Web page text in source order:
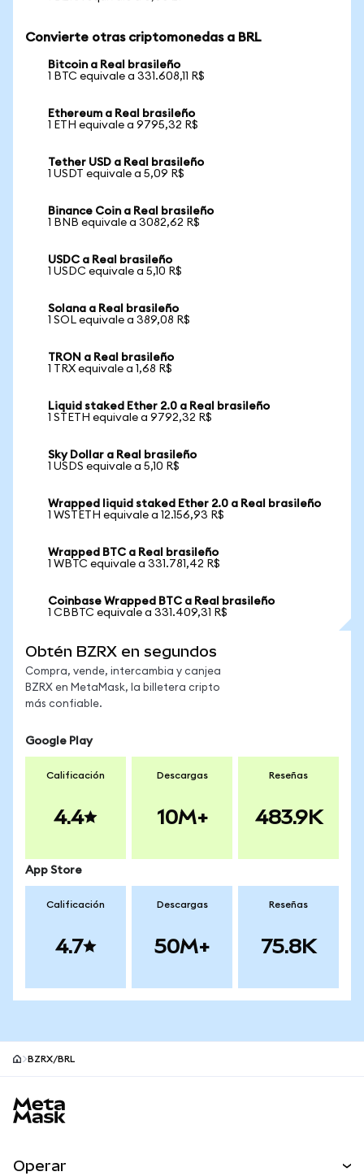
Convierte otras criptomonedas a BRL
Bitcoin a Real brasileño
1 BTC equivale a 331.608,11 R$
Ethereum a Real brasileño
1 ETH equivale a 9795,32 R$
Tether USD a Real brasileño
1 USDT equivale a 5,09 R$
Binance Coin a Real brasileño
1 BNB equivale a 3082,62 R$
USDC a Real brasileño
1 USDC equivale a 5,10 R$
Solana a Real brasileño
1 SOL equivale a 389,08 R$
TRON a Real brasileño
1 TRX equivale a 1,68 R$
Liquid staked Ether 2.0 a Real brasileño
1 STETH equivale a 9792,32 R$
Sky Dollar a Real brasileño
1 USDS equivale a 5,10 R$
Wrapped liquid staked Ether 2.0 a Real brasileño
1 WSTETH equivale a 12.156,93 R$
Wrapped BTC a Real brasileño
1 WBTC equivale a 331.781,42 R$
Coinbase Wrapped BTC a Real brasileño
1 CBBTC equivale a 331.409,31 R$
Obtén BZRX en segundos
Compra, vende, intercambia y canjea
BZRX en MetaMask, la billetera cripto
más confiable.
Google Play
Calificación
4.4
Descargas
10M+
Reseñas
483.9K
App Store
Calificación
4.7
Descargas
50M+
Reseñas
75.8K
BZRX/BRL
Operar